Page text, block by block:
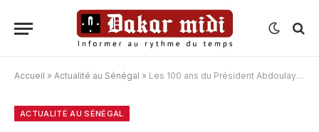
Accueil » Actualité au Sénégal » Les 100 ans du Président Abdoulaye Wade : l’homme multidimensionnel qui m’a fait aimer la politique (Par Dr. Mohamed Diallo)
ACTUALITÉ AU SÉNÉGAL